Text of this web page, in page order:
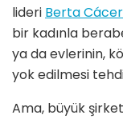
lideri Berta
bir kadınla
ya da evlerinin,
yok edilmesi
Ama, büyük